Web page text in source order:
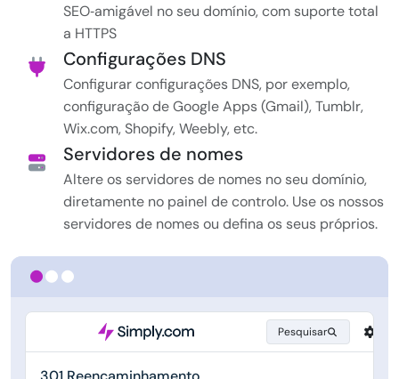
Pesquisar
SEO‑amigável no seu domínio, com suporte total
a HTTPS
Configurações DNS
Configurar configurações DNS, por exemplo,
configuração de Google Apps (Gmail), Tumblr,
Wix.com, Shopify, Weebly, etc.
Servidores de nomes
Altere os servidores de nomes no seu domínio,
diretamente no painel de controlo. Use os nossos
servidores de nomes ou defina os seus próprios.